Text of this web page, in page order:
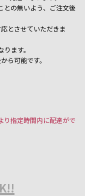
との無いよう、ご注文後
とさせていただきま
ます。
ら可能です。
指定時間内に配達がで